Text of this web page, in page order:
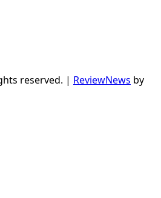
reserved. | ReviewNews by